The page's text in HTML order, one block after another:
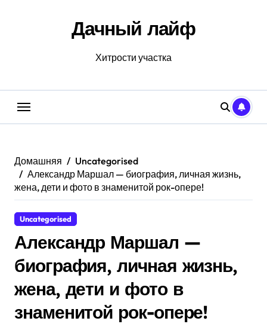
Дачный лайф
Хитрости участка
Домашняя
Uncategorised
Александр Маршал — биография, личная жизнь,
жена, дети и фото в знаменитой рок-опере!
Uncategorised
Александр Маршал —
биография, личная жизнь,
жена, дети и фото в
знаменитой рок-опере!